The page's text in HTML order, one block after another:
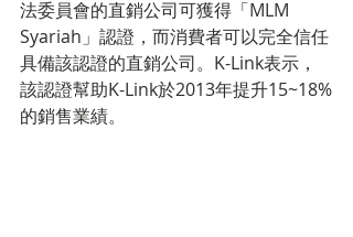
法委員會的直銷公司可獲得「MLM
Syariah」認證，而消費者可以完全信任
具備該認證的直銷公司。K-Link表示，
該認證幫助K-Link於2013年提升15~18%
的銷售業績。